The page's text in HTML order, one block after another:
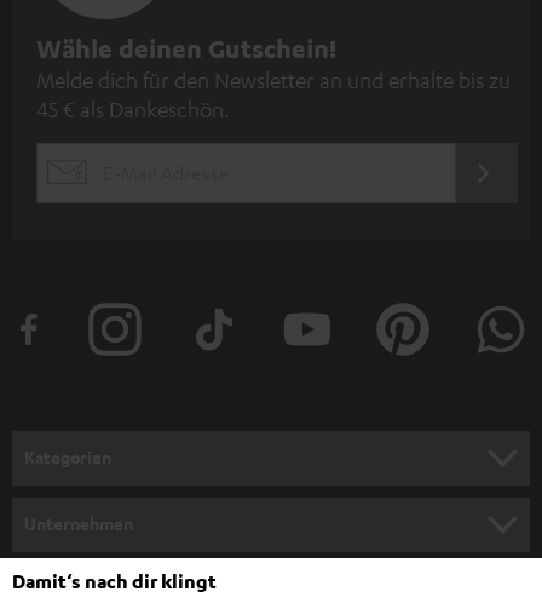
N
e
w
e
l
d
Wähle deinen Gutschein!
Melde dich für den Newsletter an und erhalte bis zu
45 € als Dankeschön.
SUPPORT
Teufel Onlineshops
Damit‘s nach dir klingt